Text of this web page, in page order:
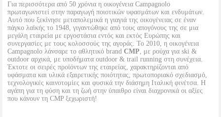
Για περισσότερα από 50 χρόνια η οικογένεια Campagnolo
πρωταγωνιστεί στην παραγωγή ποιοτικών υφασμάτων και ενδυμάτων.
Αυτό που ξεκίνησε μεταπολεμικά η γιαγιά της οικογένειας σε έναν
πάγκο λαϊκής το 1948, γιγαντώθηκε από τους απογόνους της σε μια
μεγάλη εταιρεία με εργοστάσια εντός και εκτός Ευρώπης και
συνεργασίες με τους κολοσσούς της αγοράς. Το 2010, η οικογένεια
Campagnolo λάνσαρε το αθλητικό brand CMP, με ρούχα για ski &
outdoor αρχικά, με υποδήματα outdoor & trail running στη συνέχεια.
Έκτοτε οι σειρές προϊόντων της εταιρείας, χαρακτηρίζονται από
υφάσματα και υλικά εξαιρετικής ποιότητας, πρωτοποριακό σχεδιασμό,
τεχνολογικές καινοτομίες και φυσικά την διάσημη Ιταλική φινέτσα. Η
αγάπη για τη φύση και τη ζωή στην ύπαιθρο είναι διαχρονικά οι αξίες
που κάνουν τη CMP ξεχωριστή!